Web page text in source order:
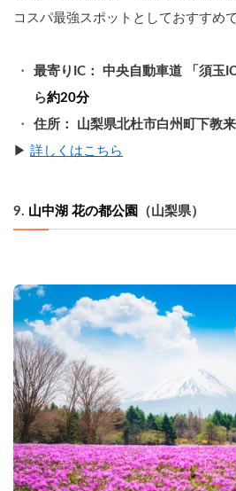
コスパ最強スポットとしておすすめで
最寄りIC： 中央自動車道 「須玉
ら約20分
住所： 山梨県北杜市白州町下教
▶︎ 詳しくはこちら
9. 山中湖 花の都公園 （山梨県）